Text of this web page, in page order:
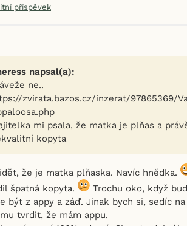
příspěvek
napsal(a):
ne..
zvirata.bazos.cz/inzerat/97865369/
mi psala, že matka je plňas a
kopyta
že je matka plňaska. Navíc hnědka.
špatná kopyta.
Trochu oko, když
být z appy a záď. Jinak bych si, sedíc
tvrdit, že mám appu.